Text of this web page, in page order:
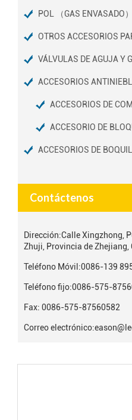
POL （GAS ENVASADO）
OTROS ACCESORIOS
VÁLVULAS DE AGUJA Y
ACCESORIOS
ACCESORIOS DE
ACCESORIO DE
ACCESORIOS DE
Contáctenos
Dirección:Calle Xingzhong,
Zhuji, Provincia de Zhejiang,
Teléfono Móvil:0086-139
Teléfono fijo:0086-575-
Fax: 0086-575-87560582
Correo electrónico: